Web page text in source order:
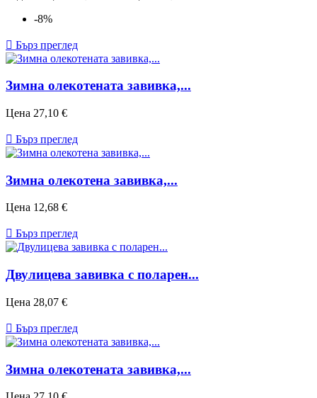
-8%
 Бърз преглед
Зимна олекотената завивка,...
Цена 27,10 €
 Бърз преглед
Зимна олекотена завивка,...
Цена 12,68 €
 Бърз преглед
Двулицева завивка с поларен...
Цена 28,07 €
 Бърз преглед
Зимна олекотената завивка,...